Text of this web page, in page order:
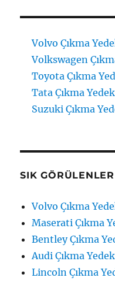
Volvo Çıkma
Volkswagen
Toyota Çıkma
Tata Çıkma
Suzuki Çıkma
SIK GÖRÜLENLER
Volvo Çıkma
Maserati Çıkma
Bentley Çıkma
Audi Çıkma
Lincoln Çıkma